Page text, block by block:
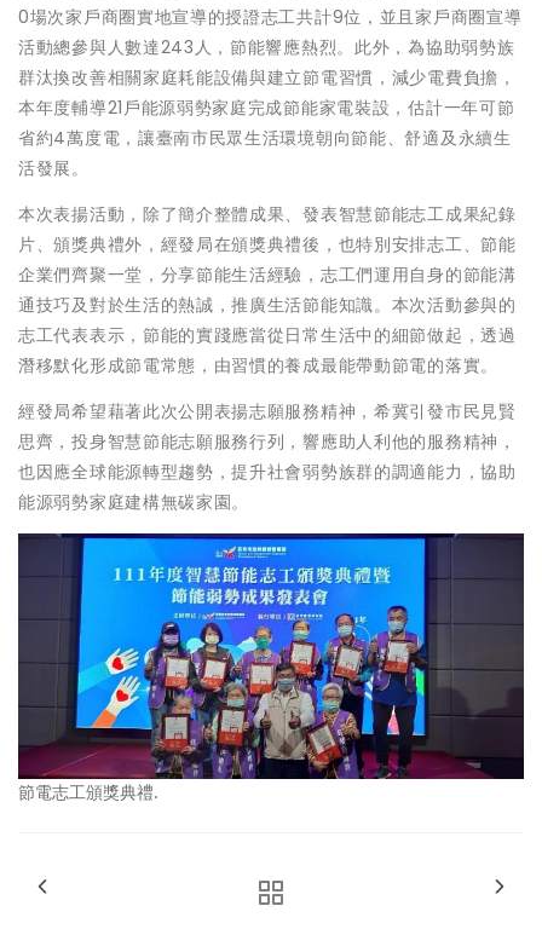
0場次家戶商圈實地宣導的授證志工共計9位，並且家戶商圈宣導
活動總參與人數達243人，節能響應熱烈。此外，為協助弱勢族
群汰換改善相關家庭耗能設備與建立節電習慣，減少電費負擔，
本年度輔導21戶能源弱勢家庭完成節能家電裝設，估計一年可節
省約4萬度電，讓臺南市民眾生活環境朝向節能、舒適及永續生
活發展。
本次表揚活動，除了簡介整體成果、發表智慧節能志工成果紀錄
片、頒獎典禮外，經發局在頒獎典禮後，也特別安排志工、節能
企業們齊聚一堂，分享節能生活經驗，志工們運用自身的節能溝
通技巧及對於生活的熱誠，推廣生活節能知識。本次活動參與的
志工代表表示，節能的實踐應當從日常生活中的細節做起，透過
潛移默化形成節電常態，由習慣的養成最能帶動節電的落實。
經發局希望藉著此次公開表揚志願服務精神，希冀引發市民見賢
思齊，投身智慧節能志願服務行列，響應助人利他的服務精神，
也因應全球能源轉型趨勢，提升社會弱勢族群的調適能力，協助
能源弱勢家庭建構無碳家園。
節電志工頒獎典禮.